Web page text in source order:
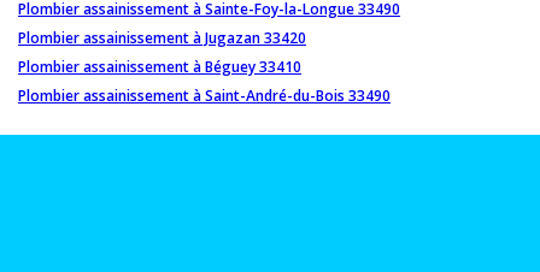
Plombier assainissement à Sainte-Foy-la-Longue 33490
Plombier assainissement à Jugazan 33420
Plombier assainissement à Béguey 33410
Plombier assainissement à Saint-André-du-Bois 33490